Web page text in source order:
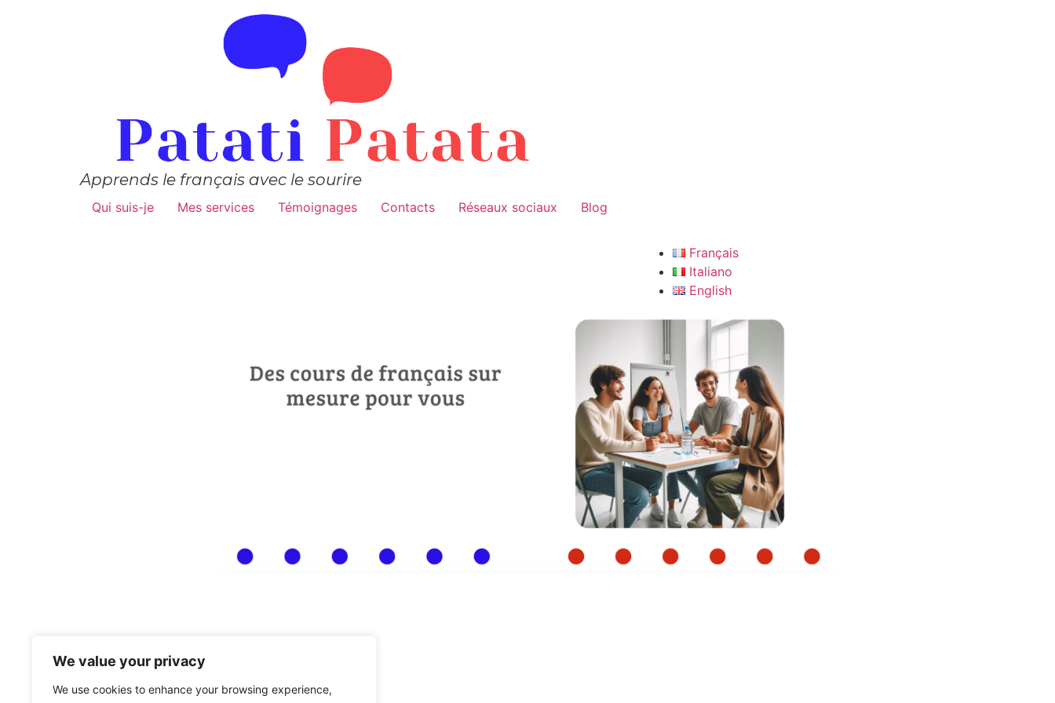
We value your privacy
We use cookies to enhance your browsing experience,
Apprends le français avec le sourire
Qui suis-je Mes services Témoignages Contacts Réseaux sociaux Blog
Français
Italiano
English